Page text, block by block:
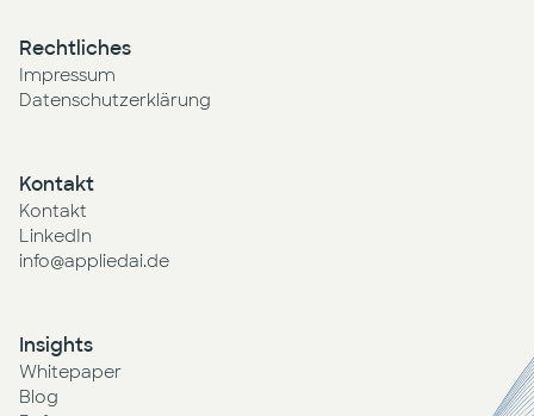
Rechtliches
Impressum
Datenschutzerklärung
Kontakt
Kontakt
LinkedIn
info@appliedai.de
Insights
Whitepaper
Blog